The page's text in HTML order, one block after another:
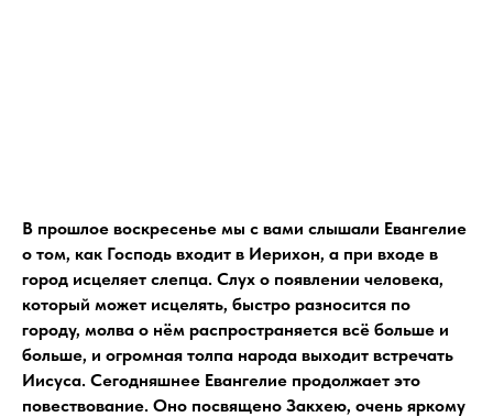
В прошлое воскресенье мы с вами слышали Евангелие
о том, как Господь входит в Иерихон, а при входе в
город исцеляет слепца. Слух о появлении человека,
который может исцелять, быстро разносится по
городу, молва о нём распространяется всё больше и
больше, и огромная толпа народа выходит встречать
Иисуса. Сегодняшнее Евангелие продолжает это
повествование. Оно посвящено Закхею, очень яркому